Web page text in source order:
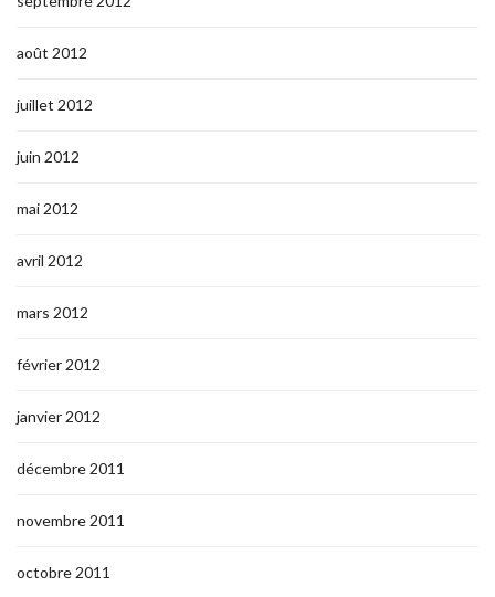
août 2012
juillet 2012
juin 2012
mai 2012
avril 2012
mars 2012
février 2012
janvier 2012
décembre 2011
novembre 2011
octobre 2011